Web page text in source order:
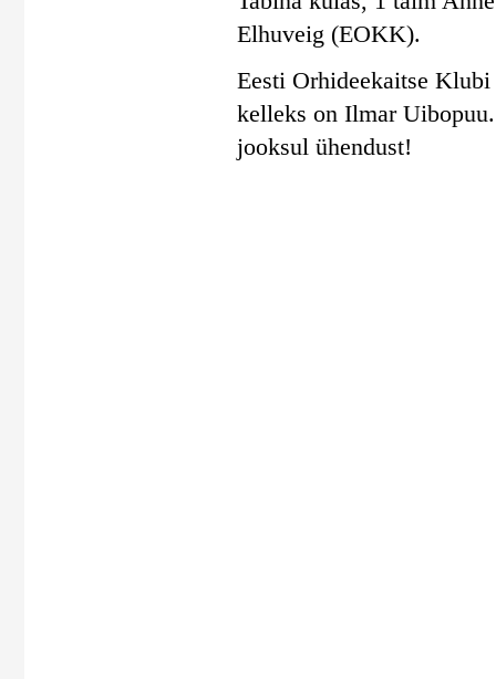
Elhuveig (EOKK).
Eesti Orhideekaitse
kelleks on Ilmar
jooksul ühendust!